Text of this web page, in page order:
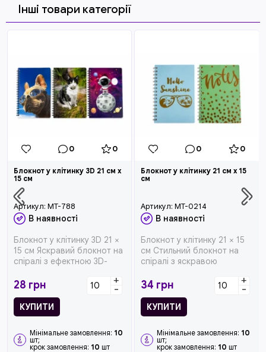
Інші товари категорії
0 0
Блокнот у клітинку 3D 21 см x
15 см
Артикул: MT-788
В наявності
Блокнот у клітинку 3D 21 ×
15 см Яскравий блокнот на
спіралі з ефектною 3D-
28 грн +
-
КУПИТИ
Мінімальне замовлення: 10
шт;
крок замовлення: 10 шт
0 0
Блокнот у клітинку 21 см x 15
см
Артикул: MT-0214
В наявності
Блокнот у клітинку 21 × 15
см Стильний блокнот на
спіралі з яскравою
34 грн +
-
КУПИТИ
Мінімальне замовлення: 10
шт;
крок замовлення: 10 шт